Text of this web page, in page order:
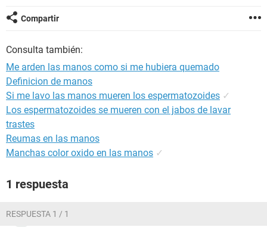
GLOSARIO
Compartir
Consulta también:
Me arden las manos como si me hubiera quemado
Definicion de manos
Si me lavo las manos mueren los espermatozoides ✓
Los espermatozoides se mueren con el jabos de lavar
trastes
Reumas en las manos
Manchas color oxido en las manos ✓
1 respuesta
RESPUESTA 1 / 1